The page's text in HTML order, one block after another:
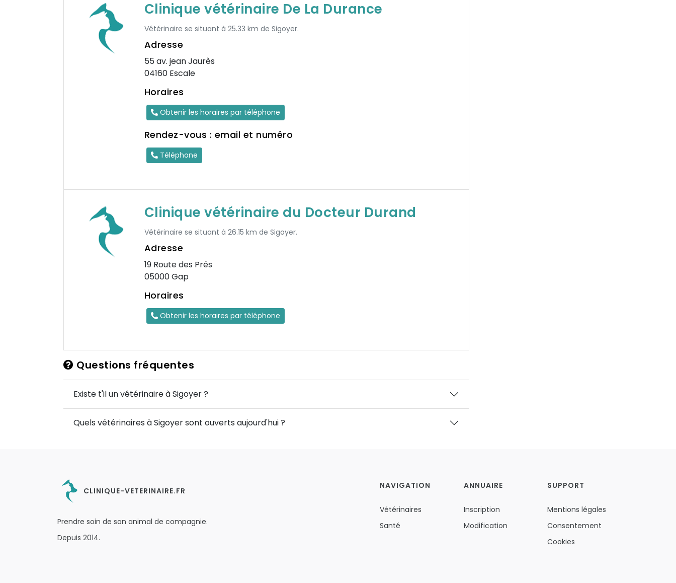
Clinique vétérinaire De La Durance
Vétérinaire se situant à 25.33 km de Sigoyer.
Adresse
55 av. jean Jaurès
04160 Escale
Horaires
Obtenir les horaires par téléphone
Rendez-vous : email et numéro
Téléphone
Clinique vétérinaire du Docteur Durand
Vétérinaire se situant à 26.15 km de Sigoyer.
Adresse
19 Route des Prés
05000 Gap
Horaires
Obtenir les horaires par téléphone
Questions fréquentes
Existe t'il un vétérinaire à Sigoyer ?
Quels vétérinaires à Sigoyer sont ouverts aujourd'hui ?
CLINIQUE-VETERINAIRE.FR
Prendre soin de son animal de compagnie.
Depuis 2014.
NAVIGATION
Vétérinaires
Santé
ANNUAIRE
Inscription
Modification
SUPPORT
Mentions légales
Consentement
Cookies